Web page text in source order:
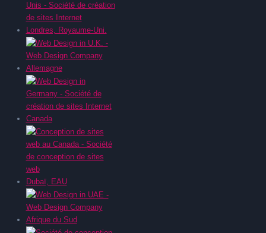
Londres, Royaume-Uni.
Allemagne
Canada
Dubaï, EAU
Afrique du Sud